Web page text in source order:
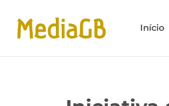
Content
navigation
Início